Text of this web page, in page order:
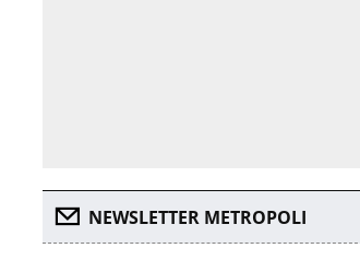
NEWSLETTER METROPOLI